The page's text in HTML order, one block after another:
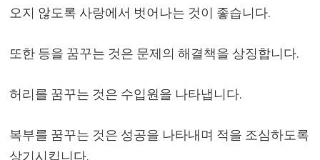
오지 않도록 사랑에서 벗어나는 것이 좋습니다.
또한 등을 꿈꾸는 것은 문제의 해결책을 상징합니다.
허리를 꿈꾸는 것은 수입원을 나타냅니다.
복부를 꿈꾸는 것은 성공을 나타내며 적을 조심하도록
상기시킵니다.